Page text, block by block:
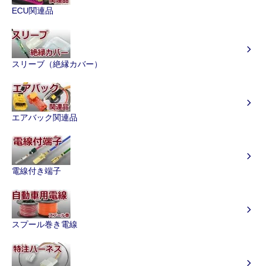
ECU関連品
スリーブ（絶縁カバー）
エアバック関連品
電線付き端子
スプール巻き電線